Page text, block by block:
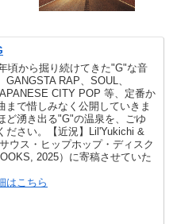
頃から掘り続けてきた"G"な音
GANGSTA RAP、SOUL、
CITY POP 等、定番か
まで惜しみなく公開していきま
ど湧き出る"G"の温泉を、ごゆ
ださい。【近況】Lil'Yukichi &
ウス・ヒップホップ・ディスク
2025）に寄稿させていた
はこちら